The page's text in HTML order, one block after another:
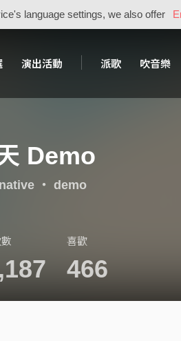
language settings, we also offer
演出活動 派歌 吹音樂
Demo
・ demo
喜歡
466